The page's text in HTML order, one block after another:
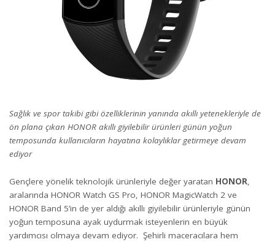
Sağlık ve spor takibi gibi özelliklerinin yanında akıllı yetenekleriyle de
ön plana çıkan HONOR akıllı giyilebilir ürünleri günün yoğun
temposunda kullanıcıların hayatına kolaylıklar getirmeye devam
ediyor
Gençlere yönelik teknolojik ürünleriyle değer yaratan HONOR
aralarında HONOR Watch GS Pro, HONOR MagicWatch 2 ve
HONOR Band 5’in de yer aldığı akıllı giyilebilir ürünleriyle günün
yoğun temposuna ayak uydurmak isteyenlerin en büyük
yardımcısı olmaya devam ediyor. Şehirli maceracılara hem